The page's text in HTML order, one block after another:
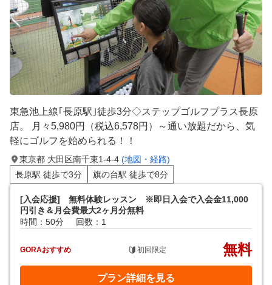
東急池上線｢長原駅｣徒歩3分◇ステップゴルフプラス長原
店。 月々5,980円（税込6,578円）～通い放題だから、気
軽にゴルフを始められる！！
東京都 大田区南千束1-4-4 (地図・経路)
長原駅 徒歩で3分
旗の台駅 徒歩で8分
[入会応援] 無料体験レッスン ※即日入会で入会金11,000
円引き＆月会費最大2ヶ月分無料
時間：50分
回数：1
GORAおすすめ 初回限定 無料
プラン詳細を見る